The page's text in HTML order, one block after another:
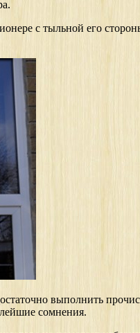
с тыльной его
выполнить
сомнения.